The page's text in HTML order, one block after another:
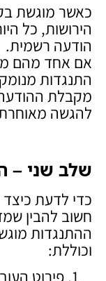
כאשר מוגשת
הירושות, כל
הודעה רשמית.
אם אחד מהם
מקבלת
להגשה
שלב שני –
כדי לדעת כיצד
חשוב להבין
ההתנגדות
וכוללת:
פירוט